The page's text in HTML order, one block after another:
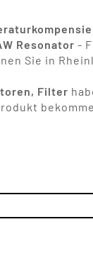
Resonator -
Sie in
Filter